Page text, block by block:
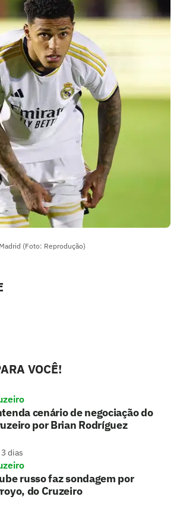
(Foto: Reprodução)
VOCÊ!
cenário de negociação do
por Brian Rodríguez
3 dias
russo faz sondagem por
do Cruzeiro